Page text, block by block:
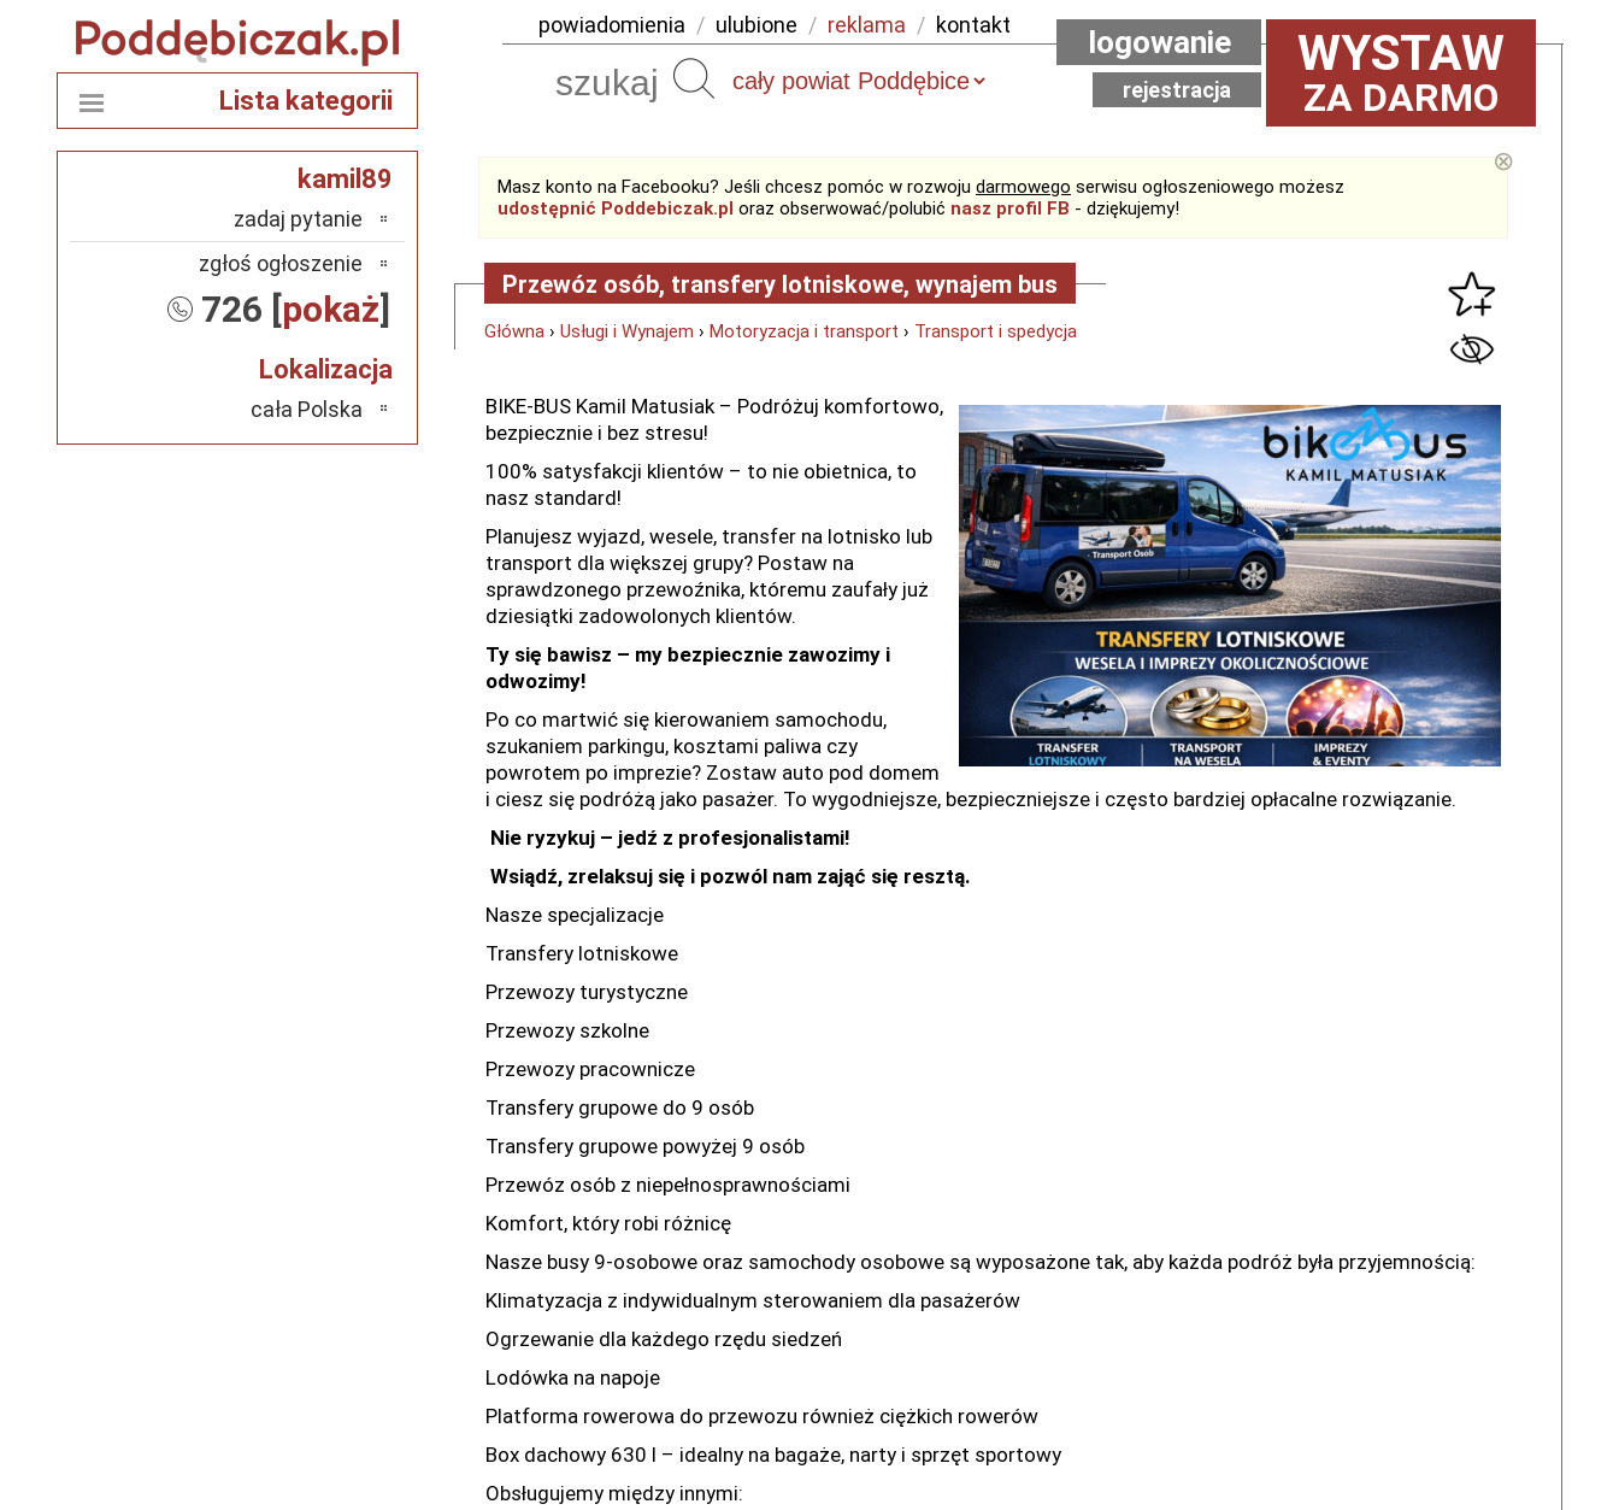
powiadomienia / ulubione / reklama / kontakt
Szukaj WYSTAW
ZA DARMO
logowanie
rejestracja
Masz konto na Facebooku? Jeśli chcesz pomóc w rozwoju darmowego serwisu ogłoszeniowego możesz
udostępnić Poddebiczak.pl oraz obserwować/polubić nasz profil FB - dziękujemy!
⊗
Przewóz osób, transfery lotniskowe, wynajem bus
Główna › Usługi i Wynajem › Motoryzacja i transport › Transport i spedycja
BIKE-BUS Kamil Matusiak – Podróżuj komfortowo,
bezpiecznie i bez stresu!
100% satysfakcji klientów – to nie obietnica, to
nasz standard!
Planujesz wyjazd, wesele, transfer na lotnisko lub
transport dla większej grupy? Postaw na
sprawdzonego przewoźnika, któremu zaufały już
dziesiątki zadowolonych klientów.
Ty się bawisz – my bezpiecznie zawozimy i
odwozimy!
Po co martwić się kierowaniem samochodu,
szukaniem parkingu, kosztami paliwa czy
powrotem po imprezie? Zostaw auto pod domem
i ciesz się podróżą jako pasażer. To wygodniejsze, bezpieczniejsze i często bardziej opłacalne rozwiązanie.
Nie ryzykuj – jedź z profesjonalistami!
Wsiądź, zrelaksuj się i pozwól nam zająć się resztą.
Nasze specjalizacje
Transfery lotniskowe
Przewozy turystyczne
Przewozy szkolne
Przewozy pracownicze
Transfery grupowe do 9 osób
Transfery grupowe powyżej 9 osób
Przewóz osób z niepełnosprawnościami
Komfort, który robi różnicę
Nasze busy 9-osobowe oraz samochody osobowe są wyposażone tak, aby każda podróż była przyjemnością:
Klimatyzacja z indywidualnym sterowaniem dla pasażerów
Ogrzewanie dla każdego rzędu siedzeń
Lodówka na napoje
Platforma rowerowa do przewozu również ciężkich rowerów
Box dachowy 630 l – idealny na bagaże, narty i sprzęt sportowy
Obsługujemy między innymi:
Lista kategorii
kamil89
zadaj pytanie
zgłoś ogłoszenie
726 [pokaż]
Lokalizacja
cała Polska